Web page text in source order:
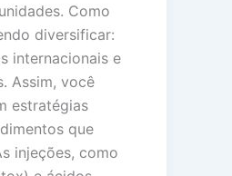
Como
diversificar:
internacionais e
Assim, você
estratégias
que
injeções, como